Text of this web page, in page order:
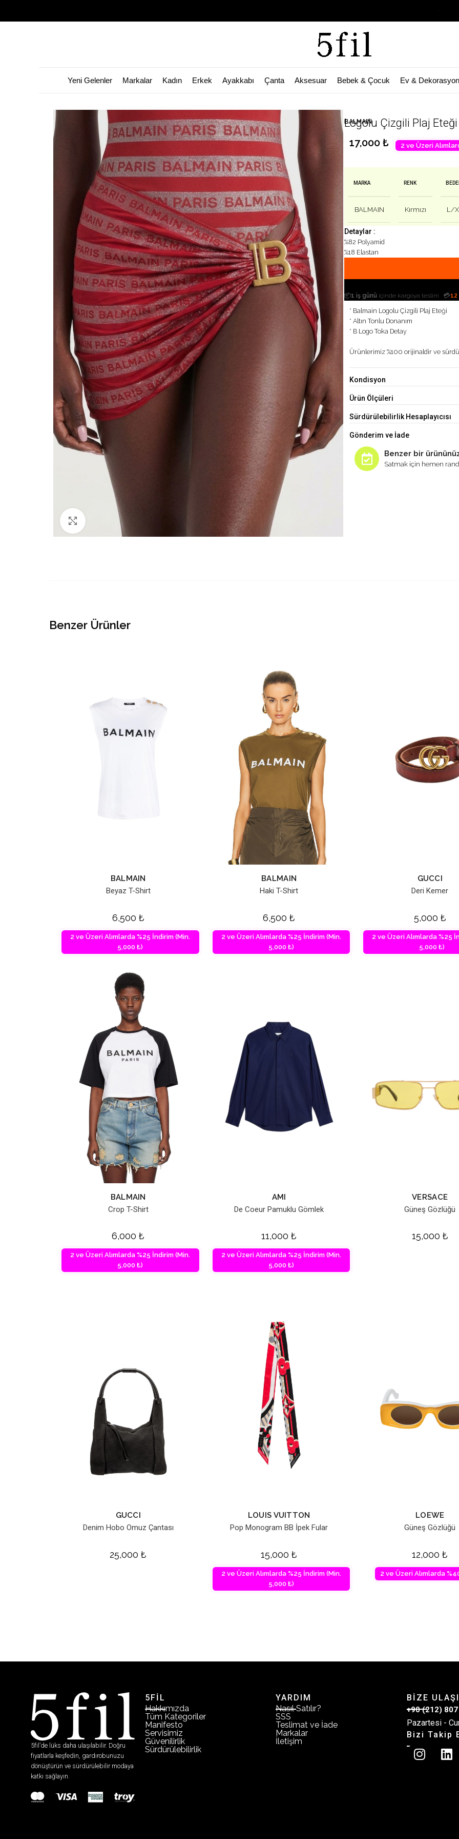
Garage Sale
Yeni Gelenler Markalar Kadın Erkek Ayakkabı Çanta Aksesuar Bebek & Çocuk Ev & Dekorasyon
Büyütmek için tıklayın
BALMAIN
Logolu Çizgili Plaj Eteği
17,000 ₺ 2 ve Üzeri
MARKA
BALMAIN
RENK
Kırmızı L/
Detaylar :
%82 Polyamid
%18 Elastan
📦1 iş günü içinde kargoya teslim 💳12
* Balmain Logolu Çizgili Plaj Eteği
* Altın Tonlu Donanım
* B Logo Toka Detay
Ürünlerimiz %100 orijinaldir ve
Kondisyon
Ürün Ölçüleri
Sürdürülebilirlik Hesaplayıcısı
Gönderim ve İade
Benzer bir
Satmak için hemen
Benzer Ürünler
BALMAIN
Beyaz T-Shirt
6,500 ₺
2 ve Üzeri Alımlarda %25 İndirim (Min.
5,000 ₺)
BALMAIN
Haki T-Shirt
6,500₺
2 ve Üzeri Alımlarda %25 İndirim (Min.
5,000 ₺)
GUCCI
Deri Kemer
5,000 ₺
2 ve Üzeri Alımlarda %25
5,000 ₺)
BALMAIN
Crop T-Shirt
6,000₺
2 ve Üzeri Alımlarda %25 İndirim (Min.
5,000 ₺)
AMI
De Coeur Pamuklu Gömlek
11,000₺
2 ve Üzeri Alımlarda %25 İndirim (Min.
5,000 ₺)
VERSACE
Güneş Gözlüğü
15,000 ₺
GUCCI
Denim Hobo Omuz Çantası
25,000₺
LOUIS VUITTON
Pop Monogram BB İpek Fular
15,000₺
2 ve Üzeri Alımlarda %25 İndirim (Min.
5,000 ₺)
LOEWE
Güneş Gözlüğü
12,000₺
2 ve Üzeri Alımlarda
5fil’de lüks daha ulaşılabilir. Doğru
fiyatlarla keşfedin, gardırobunuzu
dönüştürün ve sürdürülebilir modaya
katkı sağlayın.
5FİL
Hakkımızda
Tüm Kategoriler
Manifesto
Servisimiz
Güvenilirlik
Sürdürülebilirlik
YARDIM
Nasıl Satılır?
SSS
Teslimat ve İade
Markalar
İletişim
BİZE
+90 (212)
Pazartesi -
Bizi Takip